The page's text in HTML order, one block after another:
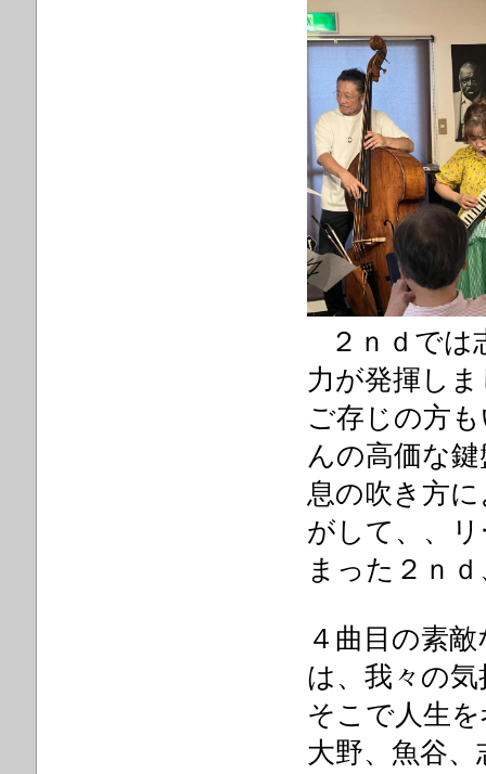
２ｎｄで
力が発揮し
ご存じの方
んの高価な
息の吹き方
がして、、
まった ２ｎ
４曲目の素
は、我々の
そこで人生
大野、魚谷